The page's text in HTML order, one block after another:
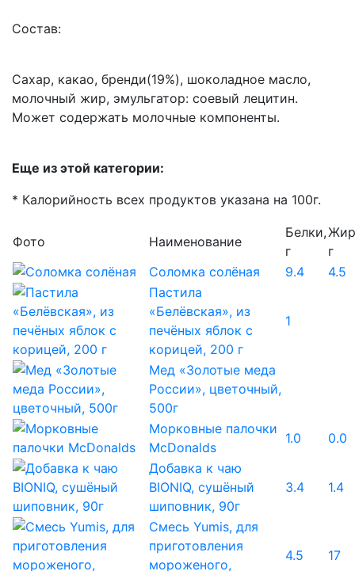
Состав:
Сахар, какао, бренди(19%), шоколадное масло,
молочный жир, эмульгатор: соевый лецитин.
Может содержать молочные компоненты.
Еще из этой категории:
* Калорийность всех продуктов указана на 100г.
Фото Наименование
Белки,
г
г
Соломка солёная
9.4
4.5
Пастила
«Белёвская», из
печёных яблок с
корицей, 200 г
1
Мед «Золотые меда
России», цветочный,
500г
Морковные палочки
McDonalds
1.0
0.0
Добавка к чаю
BIONIQ, сушёный
шиповник, 90г
3.4 1.4
Смесь Yumis, для
приготовления
мороженого,
4.5 17